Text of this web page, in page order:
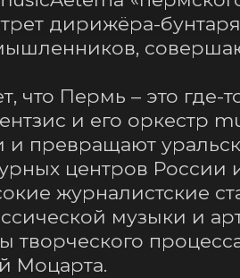
дирижёра-
что Пермь – это где-
и его оркестр
и превращают
центров
журналистские
музыки и
творческого
Моцарта.